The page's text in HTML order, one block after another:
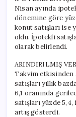
Nisan ayında
dönemine göre
konut satışları ise
oldu. İpotekli
olarak belirlendi.
ARINDIRILMIŞ
Takvim etkisinden
satışları yıllık
6,1 oranında
satışları yüzde
artış gösterdi.